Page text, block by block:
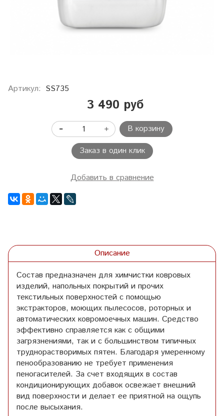
Артикул: SS735
3 490 руб
В корзину
Заказ в один клик
Добавить в сравнение
Описание
Состав предназначен для химчистки ковровых
изделий, напольных покрытий и прочих
текстильных поверхностей с помощью
экстракторов, моющих пылесосов, роторных и
автоматических ковромоечных машин. Средство
эффективно справляется как с общими
загрязнениями, так и с большинством типичных
труднорастворимых пятен. Благодаря умеренному
пенообразованию не требует применения
пеногасителей. За счет входящих в состав
кондиционирующих добавок освежает внешний
вид поверхности и делает ее приятной на ощупь
после высыхания.